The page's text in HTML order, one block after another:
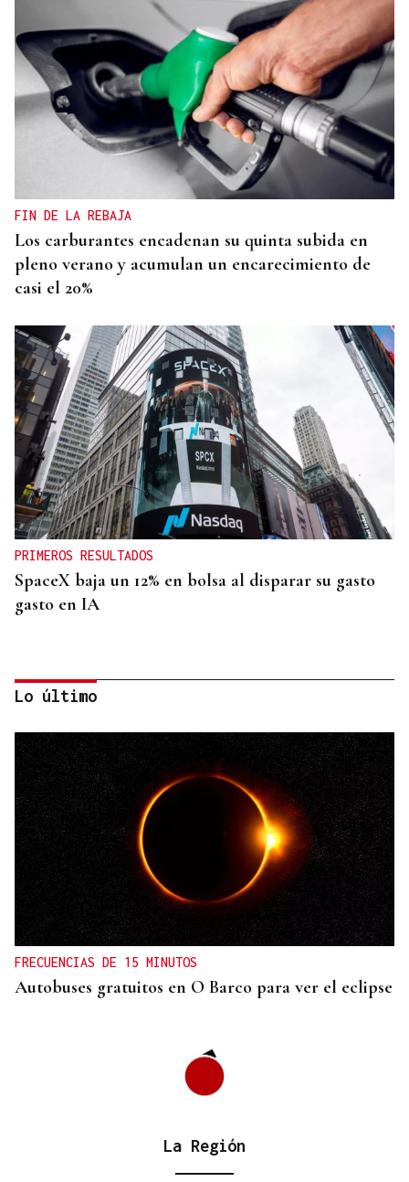
FIN DE LA REBAJA
Los carburantes encadenan su quinta subida en
pleno verano y acumulan un encarecimiento de
casi el 20%
PRIMEROS RESULTADOS
SpaceX baja un 12% en bolsa al disparar su gasto
gasto en IA
INVESTIGACIÓN
Una nueva tecnología utiliza la IA para optimizar
cultivos
Lo último
FRECUENCIAS DE 15 MINUTOS
Autobuses gratuitos en O Barco para ver el eclipse
La Región